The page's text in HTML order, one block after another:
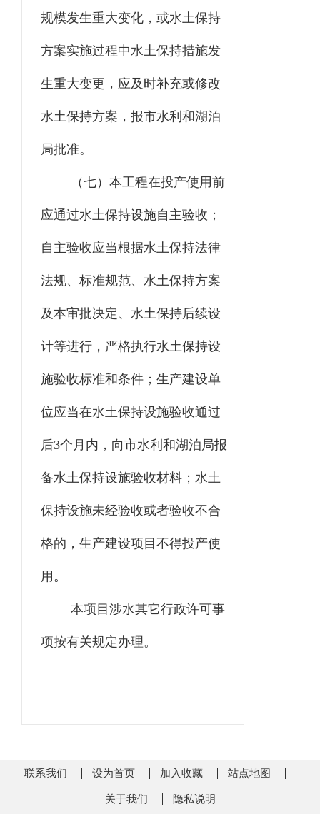
规模发生重大变化，或水土保持
方案实施过程中水土保持措施发
生重大变更，应及时补充或修改
水土保持方案 ，报市水利和湖泊
局批准。
（七）本工程在投产使用前
应通过水土保持设施自主验收；
自主验收应当根据水土保持法律
法规、标准规范、水土保持方案
及本审批决定、水土保持后续设
计等进行，严格执行水土保持设
施验收标准和条件；生产建设单
位应当在水土保持设施验收通过
后3个月内，向市水利和湖泊局报
备水土保持设施验收材料；水土
保持设施未经验收或者验收不合
格的，生产建设项目不得投产使
用 。
本项目涉水其它行政许可事
项按有关规定办理。
联系我们 设为首页 加入收藏 站点地图
关于我们 隐私说明